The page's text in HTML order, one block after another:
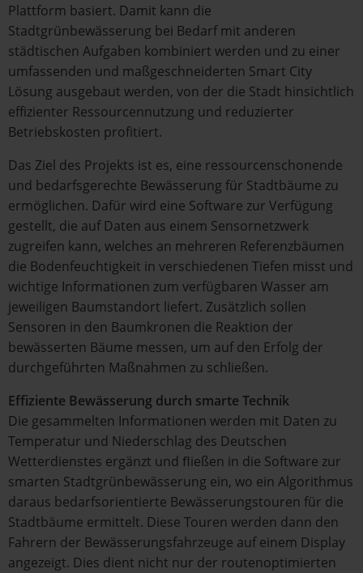
Plattform basiert. Damit kann die
Stadtgrünbewässerung bei Bedarf mit anderen
städtischen Aufgaben kombiniert werden und zu einer
umfassenden und maßgeschneiderten Smart City
Lösung ausgebaut werden, von der die Stadt hinsichtlich
effizienter Ressourcennutzung und reduzierter
Betriebskosten profitiert.
Das Ziel des Projekts ist es, eine ressourcenschonende
und bedarfsgerechte Bewässerung für Stadtbäume zu
ermöglichen. Dafür wird eine Software zur Verfügung
gestellt, die auf Daten aus einem Sensornetzwerk
zugreifen kann, welches an mehreren Referenzbäumen
die Bodenfeuchtigkeit in verschiedenen Tiefen misst und
wichtige Informationen zum verfügbaren Wasser am
jeweiligen Baumstandort liefert. Zusätzlich sollen
Sensoren in den Baumkronen die Reaktion der
bewässerten Bäume messen, um auf den Erfolg der
durchgeführten Maßnahmen zu schließen.
Effiziente Bewässerung durch smarte Technik
Die gesammelten Informationen werden mit Daten zu
Temperatur und Niederschlag des Deutschen
Wetterdienstes ergänzt und ﬂießen in die Software zur
smarten Stadtgrünbewässerung ein, wo ein Algorithmus
daraus bedarfsorientierte Bewässerungstouren für die
Stadtbäume ermittelt. Diese Touren werden dann den
Fahrern der Bewässerungsfahrzeuge auf einem Display
angezeigt. Dies dient nicht nur der routenoptimierten